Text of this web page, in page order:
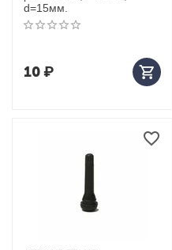
d=15мм.
10₽